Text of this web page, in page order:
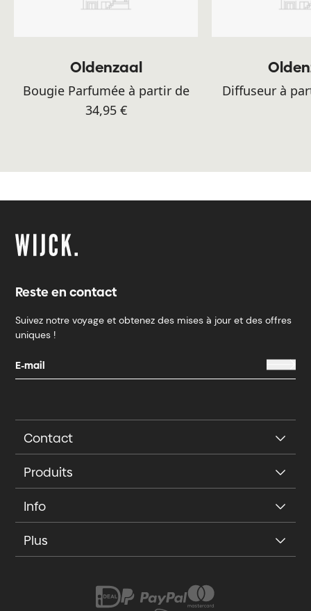
Oldenzaal
Bougie Parfumée à partir de
34,95 €
Diffuseur à
Reste en contact
Suivez notre voyage et obtenez des mises à jour et des offres
uniques !
Contact
Produits
Info
Plus